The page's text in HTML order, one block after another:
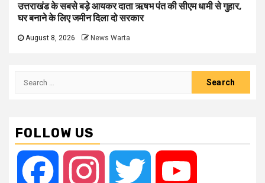
उत्तराखंड के सबसे बड़े आयकर दाता ऋषभ पंत की सीएम धामी से गुहार,
घर बनाने के लिए जमीन दिला दो सरकार
August 8, 2026 News Warta
Search
FOLLOW US
Facebook Instagram Twitter